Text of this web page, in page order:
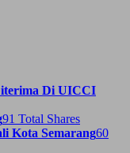
Di UICCI
91 Total Shares
Kota Semarang60